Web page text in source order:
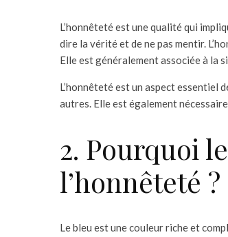
L’honnêteté est une qualité qui
dire la vérité et de ne pas mentir.
Elle est généralement associée à la
L’honnêteté est un aspect essentiel
autres. Elle est également
2. Pourquoi
l’honnêteté ?
Le bleu est une couleur riche et